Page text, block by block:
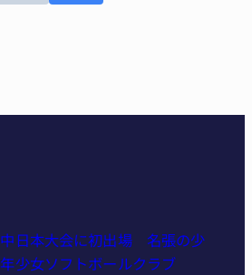
中日本大会に初出場 名張の少
年少女ソフトボールクラブ